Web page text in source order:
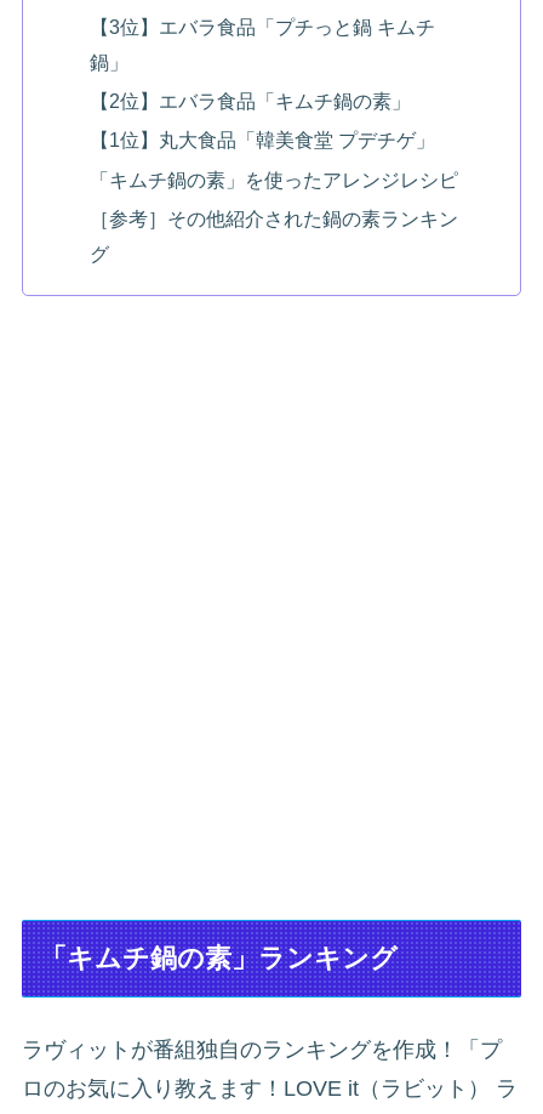
【3位】エバラ食品「プチっと鍋 キムチ
鍋」
【2位】エバラ食品「キムチ鍋の素」
【1位】丸大食品「韓美食堂 プデチゲ」
「キムチ鍋の素」を使ったアレンジレシピ
［参考］その他紹介された鍋の素ランキン
グ
「キムチ鍋の素」ランキング
ラヴィットが番組独自のランキングを作成！「プ
ロのお気に入り教えます！LOVE it（ラビット） ラ